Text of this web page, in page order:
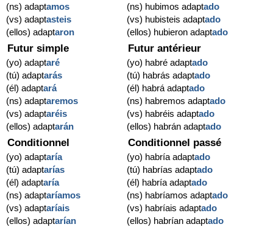
(ns) adaptamos
(vs) adaptasteis
(ellos) adaptaron
(ns) hubimos adaptado
(vs) hubisteis adaptado
(ellos) hubieron adaptado
Futur simple
(yo) adaptaré
(tú) adaptarás
(él) adaptará
(ns) adaptaremos
(vs) adaptaréis
(ellos) adaptarán
Futur antérieur
(yo) habré adaptado
(tú) habrás adaptado
(él) habrá adaptado
(ns) habremos adaptado
(vs) habréis adaptado
(ellos) habrán adaptado
Conditionnel
(yo) adaptaría
(tú) adaptarías
(él) adaptaría
(ns) adaptaríamos
(vs) adaptaríais
(ellos) adaptarían
Conditionnel passé
(yo) habría adaptado
(tú) habrías adaptado
(él) habría adaptado
(ns) habríamos adaptado
(vs) habríais adaptado
(ellos) habrían adaptado